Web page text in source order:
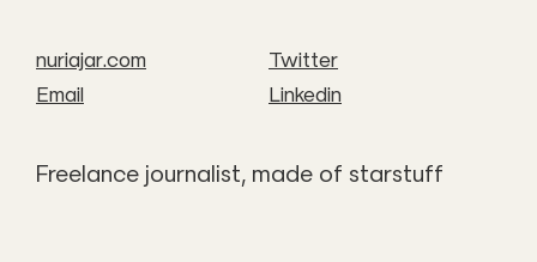
Freelance journalist, made of starstuff
nuriajar.com
Email
Twitter
Linkedin